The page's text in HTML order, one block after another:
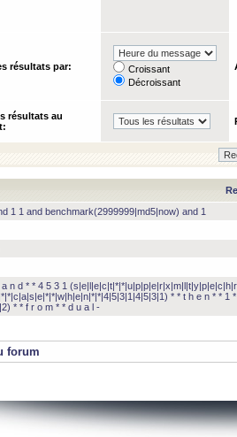
résultats par:
Croissant
Décroissant
résultats au
1 1 and benchmark(2999999|md5|now) and 1
a n d * * 4 5 3 1
* * t h e n * * 1
* * f r o m * * d u a l -
forum